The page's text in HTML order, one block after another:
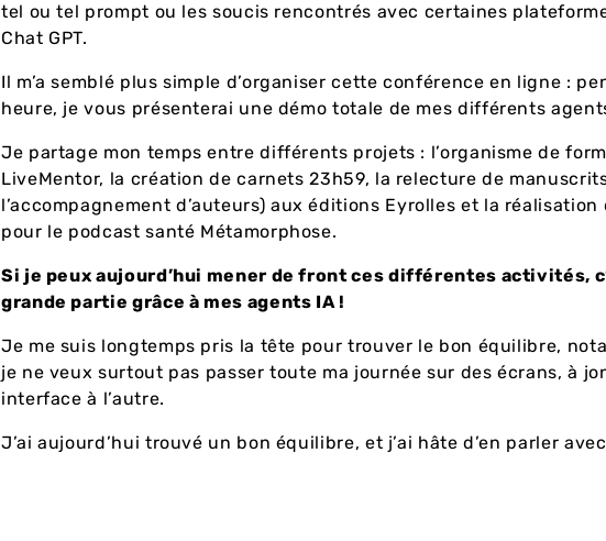
tel ou tel prompt ou les soucis rencontrés avec certaines
Chat GPT.
Il m’a semblé plus simple d’organiser cette conférence en ligne :
heure, je vous présenterai une démo totale de mes différents
Je partage mon temps entre différents projets : l’organisme de
LiveMentor, la création de carnets 23h59, la relecture de
l’accompagnement d’auteurs) aux éditions Eyrolles et la réalisation
pour le podcast santé Métamorphose.
Si je peux aujourd’hui mener de front ces différentes activités,
grande partie grâce à mes agents IA !
Je me suis longtemps pris la tête pour trouver le bon équilibre,
je ne veux surtout pas passer toute ma journée sur des écrans, à
interface à l’autre.
J’ai aujourd’hui trouvé un bon équilibre, et j’ai hâte d’en parler